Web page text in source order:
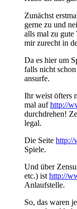
Zunächst
gerne zu und
alls mal zu gute
mir zurecht in
Da es hier um
falls nicht
ansurfe.
Ihr weist öfters
mal aufhttp://
durchdrehen!
legal.
Die Seite http://
Spiele.
Und über
etc.) ist http://
Anlaufstelle.
So, das waren